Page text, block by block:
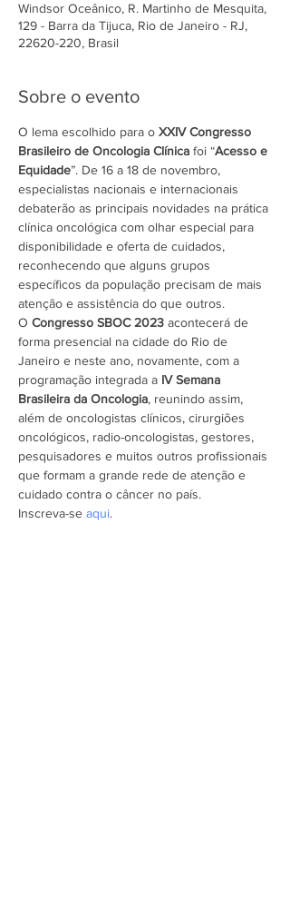
Windsor Oceânico, R. Martinho de Mesquita,
129 - Barra da Tijuca, Rio de Janeiro - RJ,
22620-220, Brasil
Sobre o evento
O lema escolhido para o XXIV Congresso
Brasileiro de Oncologia Clínica foi “Acesso e
Equidade”. De 16 a 18 de novembro,
especialistas nacionais e internacionais
debaterão as principais novidades na prática
clínica oncológica com olhar especial para
disponibilidade e oferta de cuidados,
reconhecendo que alguns grupos
específicos da população precisam de mais
atenção e assistência do que outros.
O Congresso SBOC 2023 acontecerá de
forma presencial na cidade do Rio de
Janeiro e neste ano, novamente, com a
programação integrada a IV Semana
Brasileira da Oncologia, reunindo assim,
além de oncologistas clínicos, cirurgiões
oncológicos, radio-oncologistas, gestores,
pesquisadores e muitos outros profissionais
que formam a grande rede de atenção e
cuidado contra o câncer no país.
Inscreva-se aqui.